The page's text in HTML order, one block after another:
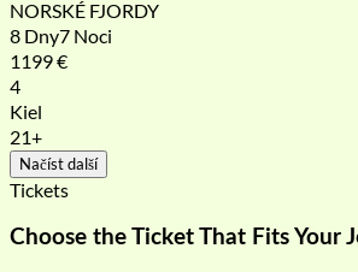
NORSKÉ FJORDY
8 Dny7 Noci
1199€
4
Kiel
21+
Načíst další
Tickets
Choose the Ticket That Fits Your